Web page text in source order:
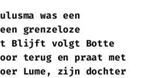
was een
grenzeloze
Blijft volgt Botte
terug en praat met
Lume, zijn dochter